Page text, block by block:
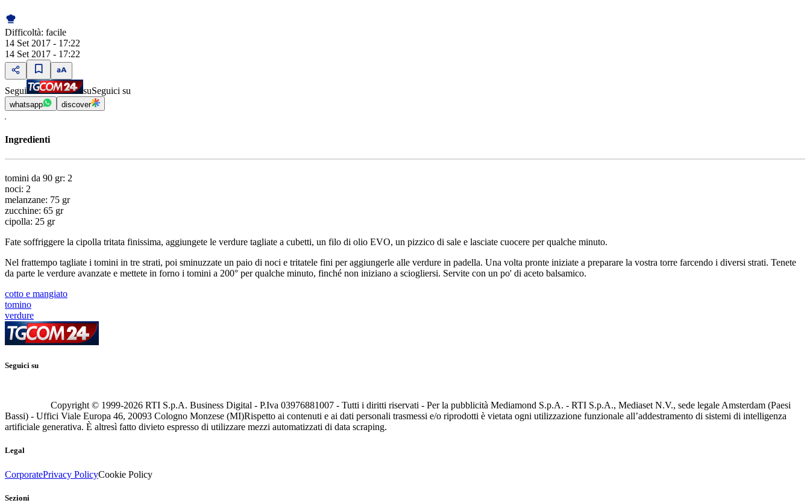
Difficoltà: facile
14 Set 2017 - 17:22
14 Set 2017 - 17:22
Segui suSeguici su
whatsapp discover
Ingredienti
tomini da 90 gr: 2
noci: 2
melanzane: 75 gr
zucchine: 65 gr
cipolla: 25 gr
Fate soffriggere la cipolla tritata finissima, aggiungete le verdure tagliate a cubetti, un filo di olio EVO, un pizzico di sale e lasciate cuocere per qualche minuto.
Nel frattempo tagliate i tomini in tre strati, poi sminuzzate un paio di noci e tritatele fini per aggiungerle alle verdure in padella. Una volta pronte iniziate a preparare la vostra torre farcendo i diversi strati. Tenete
da parte le verdure avanzate e mettete in forno i tomini a 200° per qualche minuto, finché non iniziano a sciogliersi. Servite con un po' di aceto balsamico.
cotto e mangiato
tomino
verdure
Seguici su
Copyright © 1999-2026 RTI S.p.A. Business Digital - P.Iva 03976881007 - Tutti i diritti riservati - Per la pubblicità Mediamond S.p.A. - RTI S.p.A., Mediaset N.V., sede legale Amsterdam (Paesi
Bassi) - Uffici Viale Europa 46, 20093 Cologno Monzese (MI)Rispetto ai contenuti e ai dati personali trasmessi e/o riprodotti è vietata ogni utilizzazione funzionale all’addestramento di sistemi di intelligenza
artificiale generativa. È altresì fatto divieto espresso di utilizzare mezzi automatizzati di data scraping.
Legal
CorporatePrivacy PolicyCookie Policy
Sezioni